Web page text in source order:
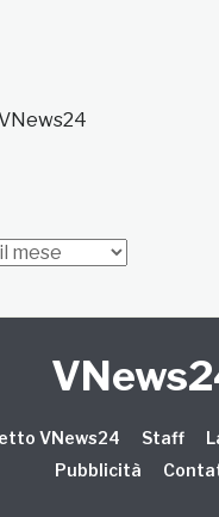
VNews24 Staff
Pubblicità